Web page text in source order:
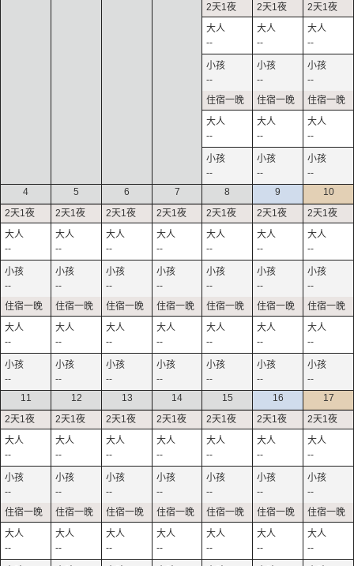
--
--
--
--
--
--
--
--
--
--
--
--
4
--
--
--
--
5
--
--
--
--
6
--
--
--
--
7
--
--
--
--
8
--
--
--
--
9
--
--
--
--
10
--
--
--
--
11
--
--
--
12
--
--
--
13
--
--
--
14
--
--
--
15
--
--
--
16
--
--
--
17
--
--
--